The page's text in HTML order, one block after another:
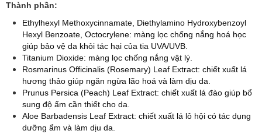
Thành phần:
Ethylhexyl Methoxycinnamate, Diethylamino Hydroxybenzoyl
Hexyl Benzoate, Octocrylene: màng lọc chống nắng hoá học
giúp bảo vệ da khỏi tác hại của tia UVA/UVB.
Titanium Dioxide: màng lọc chống nắng vật lý.
Rosmarinus Officinalis (Rosemary) Leaf Extract: chiết xuất lá
hương thảo giúp ngăn ngừa lão hoá và làm dịu da.
Prunus Persica (Peach) Leaf Extract: chiết xuất lá đào giúp bổ
sung độ ẩm cần thiết cho da.
Aloe Barbadensis Leaf Extract: chiết xuất lá lô hội có tác dụng
dưỡng ẩm và làm dịu da.